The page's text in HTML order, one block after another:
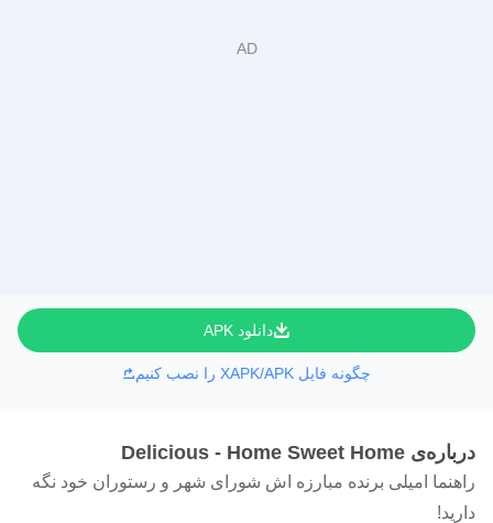
دانلود APK
چگونه فایل XAPK/APK را نصب کنیم
درباره‌ی Delicious - Home Sweet Home
راهنما امیلی برنده مبارزه اش شورای شهر و رستوران خود نگه
دارید!